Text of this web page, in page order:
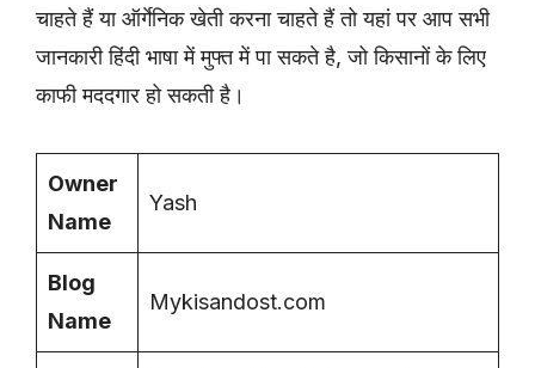
चाहते हैं या ऑर्गेनिक खेती करना चाहते हैं तो यहां पर आप सभी
जानकारी हिंदी भाषा में मुफ्त में पा सकते है, जो किसानों के लिए
काफी मददगार हो सकती है।
Owner
Name
Yash
Blog
Name
Mykisandost.com